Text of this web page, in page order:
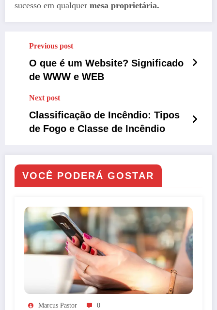
sucesso em qualquer mesa proprietária.
Previous post
O que é um Website? Significado
de WWW e WEB
Next post
Classificação de Incêndio: Tipos
de Fogo e Classe de Incêndio
VOCÊ PODERÁ GOSTAR
Marcus Pastor 0